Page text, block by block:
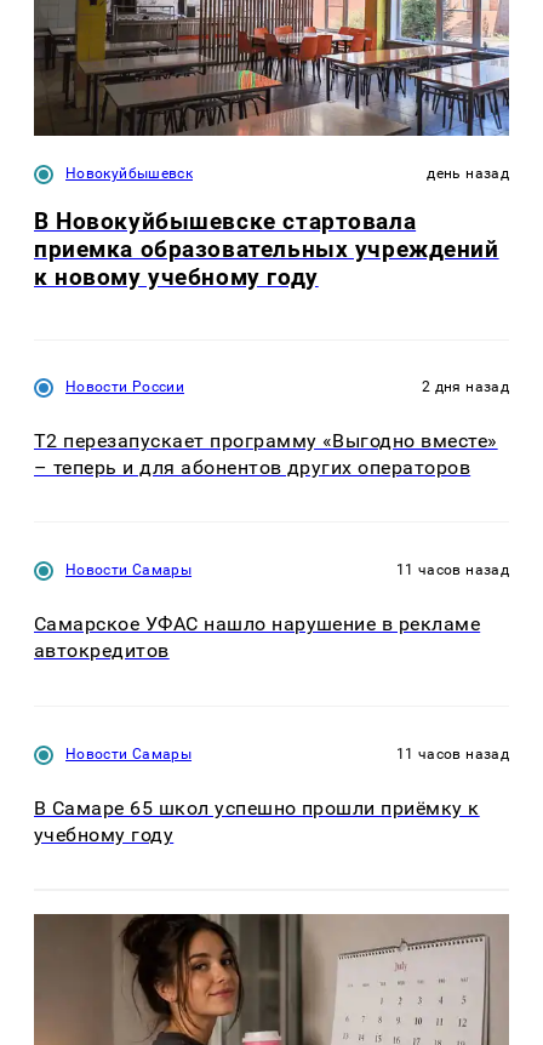
Новокуйбышевск день назад
В Новокуйбышевске стартовала
приемка образовательных учреждений
к новому учебному году
Новости России 2 дня назад
Т2 перезапускает программу «Выгодно вместе»
– теперь и для абонентов других операторов
Новости Самары 11 часов назад
Самарское УФАС нашло нарушение в рекламе
автокредитов
Новости Самары 11 часов назад
В Самаре 65 школ успешно прошли приёмку к
учебному году